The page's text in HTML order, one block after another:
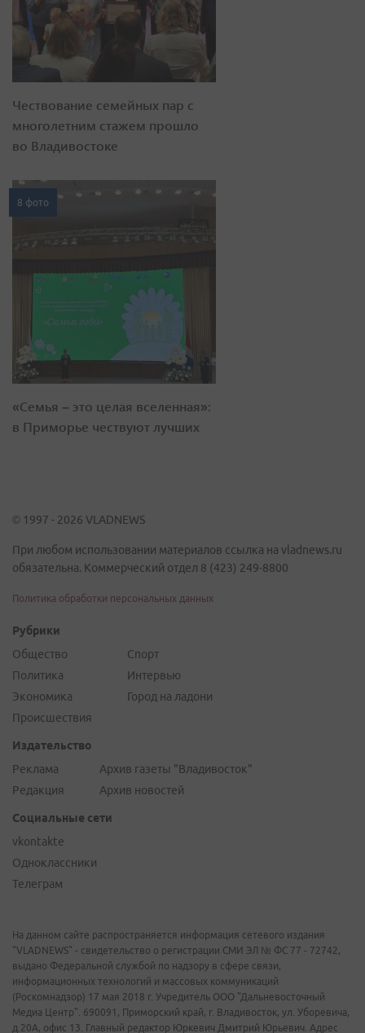
Чествование семейных пар с
многолетним стажем прошло
во Владивостоке
8 фото
«Семья – это целая вселенная»:
в Приморье чествуют лучших
© 1997 - 2026 VLADNEWS
При любом использовании материалов ссылка на vladnews.ru
обязательна. Коммерческий отдел 8 (423) 249-8800
Политика обработки персональных данных
Рубрики
Общество
Политика
Экономика
Происшествия
Спорт
Интервью
Город на ладони
Издательство
Реклама
Редакция
Архив газеты "Владивосток"
Архив новостей
Социальные сети
vkontakte
Одноклассники
Телеграм
На данном сайте распространяется информация сетевого издания
"VLADNEWS" - свидетельство о регистрации СМИ ЭЛ № ФС 77 - 72742,
выдано Федеральной службой по надзору в сфере связи,
информационных технологий и массовых коммуникаций
(Роскомнадзор) 17 мая 2018 г. Учредитель ООО "Дальневосточный
Медиа Центр". 690091, Приморский край, г. Владивосток, ул. Уборевича,
д.20А, офис 13. Главный редактор Юркевич Дмитрий Юрьевич. Адрес